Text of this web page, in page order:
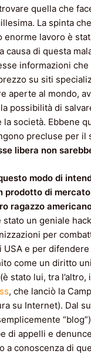
quella che
La spinta
enorme lavoro è
causa di questa
informazioni
su siti
aperte al mondo,
possibilità di
società. Ebbene
precluse per il
libera non
modo di
prodotto di
ragazzo
stato un geniale
per
e per
come un diritto
stato lui, tra l’altro,
, che lanciò la
su Internet). Dal
di appelli e
a conoscenza di